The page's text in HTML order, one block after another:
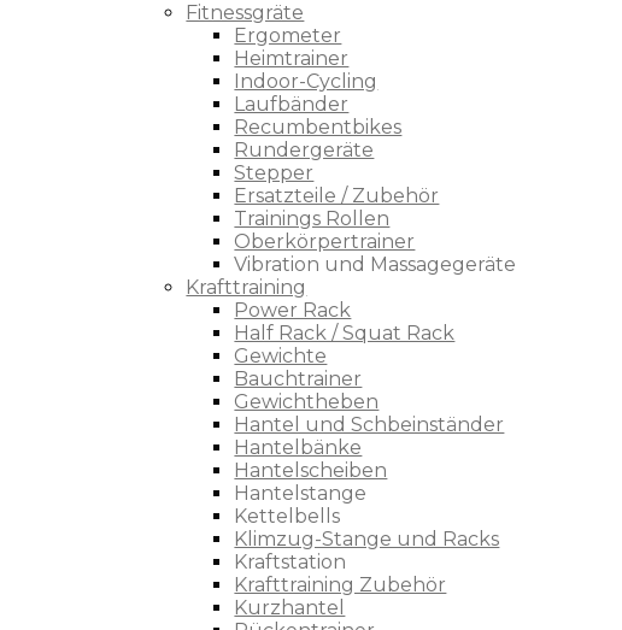
Fitnessgräte
Ergometer
Heimtrainer
Indoor-Cycling
Laufbänder
Recumbentbikes
Rundergeräte
Stepper
Ersatzteile / Zubehör
Trainings Rollen
Oberkörpertrainer
Vibration und Massagegeräte
Krafttraining
Power Rack
Half Rack / Squat Rack
Gewichte
Bauchtrainer
Gewichtheben
Hantel und Schbeinständer
Hantelbänke
Hantelscheiben
Hantelstange
Kettelbells
Klimzug-Stange und Racks
Kraftstation
Krafttraining Zubehör
Kurzhantel